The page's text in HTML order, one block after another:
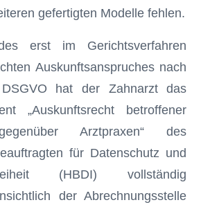
gefertigten Modelle fehlen.
erst im Gerichtsverfahren
Auskunftsanspruches nach
hat der Zahnarzt das
„Auskunftsrecht betroffener
Arztpraxen“ des
für Datenschutz und
(HBDI) vollständig
der Abrechnungsstelle